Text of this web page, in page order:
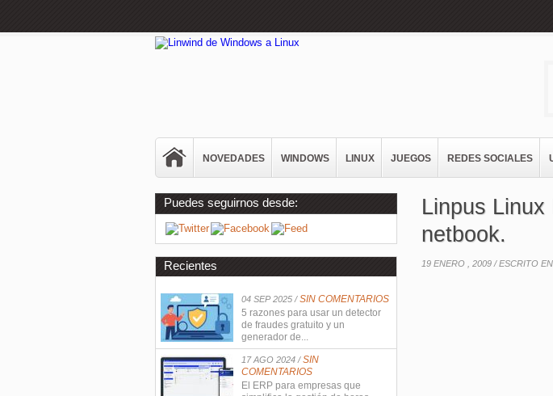
NOVEDADES WINDOWS LINUX JUEGOS REDES SOCIALES
Linpus
netbook.
19 ENERO , 2009 /ESCRITO EN
Puedes seguirnos desde:
Recientes
04 SEP 2025 /SIN COMENTARIOS
5 razones para usar un detector
de fraudes gratuito y un
generador de...
17 AGO 2024 /SIN
COMENTARIOS
El ERP para empresas que